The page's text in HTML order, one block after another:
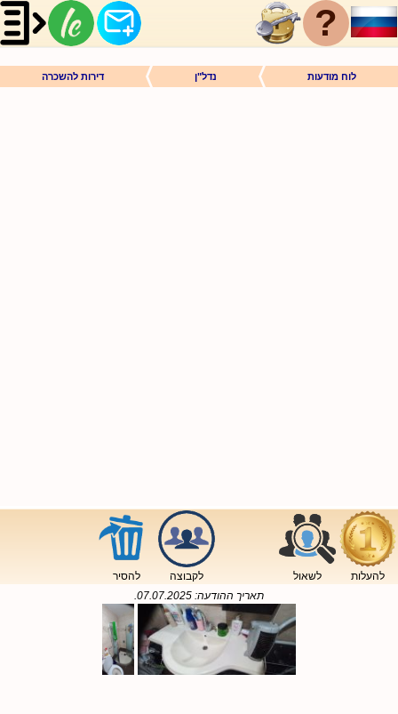
?
לוח מודעות נדל"ן דירות להשכרה
להעלות לשאול לקבוצה
להסיר
תאריך ההודעה: 07.07.2025
.